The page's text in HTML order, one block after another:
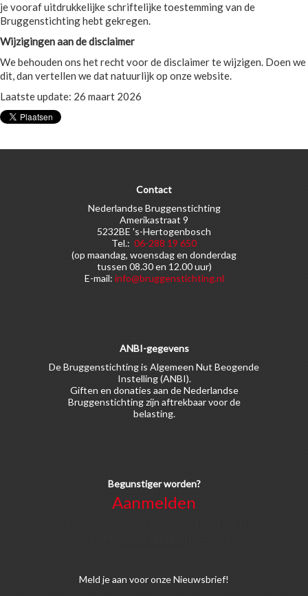
je vooraf uitdrukkelijke schriftelijke toestemming van de
Bruggenstichting hebt gekregen.
Wijzigingen aan de disclaimer
We behouden ons het recht voor de disclaimer te wijzigen. Doen we
dit, dan vertellen we dat natuurlijk op onze website.
Laatste update: 26 maart 2026
Contact
Nederlandse Bruggenstichting
Amerikastraat 9
5232BE 's-Hertogenbosch
Tel.: 06-288 19 650
(op maandag, woensdag en donderdag
tussen 08.30 en 12.00 uur)
E-mail: info@bruggenstichting.nl
ANBI-gegevens
De Bruggenstichting is Algemeen Nut Beogende
Instelling (ANBI).
Giften en donaties aan de Nederlandse
Bruggenstichting zijn aftrekbaar voor de
belasting.
Begunstiger worden?
Aanmelden
Meld je aan voor onze Nieuwsbrief!